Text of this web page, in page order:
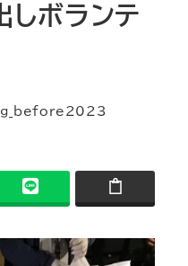
ボランテ